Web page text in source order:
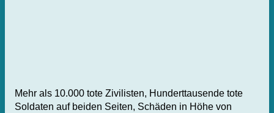
Mehr als 10.000 tote Zivilisten, Hunderttausende tote
Soldaten auf beiden Seiten, Schäden in Höhe von